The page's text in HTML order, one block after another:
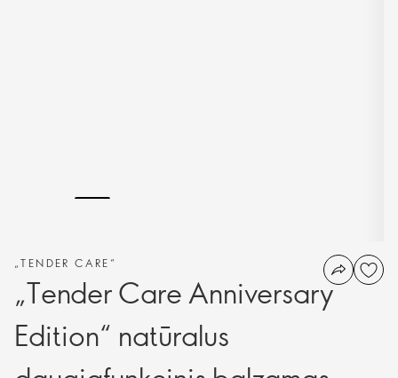
„TENDER CARE“
„Tender Care Anniversary
Edition“ natūralus